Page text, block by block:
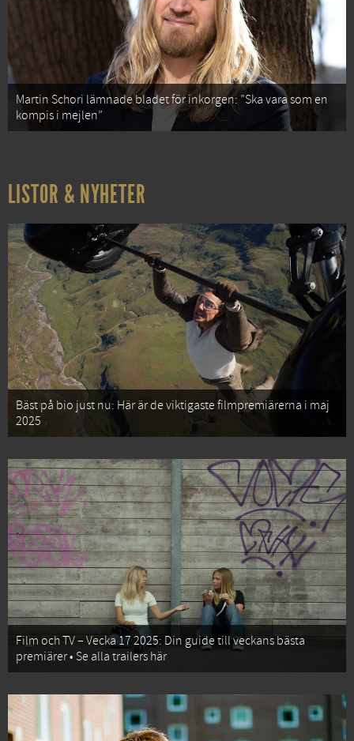
Martin Schori lämnade bladet för inkorgen: ”Ska vara som en
kompis i mejlen”
LISTOR & NYHETER
Bäst på bio just nu: Här är de viktigaste filmpremiärerna i maj
2025
Film och TV – Vecka 17 2025: Din guide till veckans bästa
premiärer • Se alla trailers här